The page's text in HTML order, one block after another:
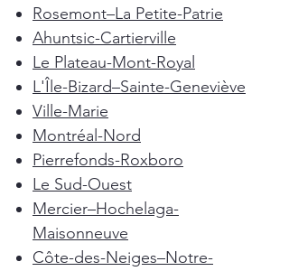
Rosemont–La Petite-Patrie
Ahuntsic-Cartierville
Le Plateau-Mont-Royal
L'Île-Bizard–Sainte-Geneviève
Ville-Marie
Montréal-Nord
Pierrefonds-Roxboro
Le Sud-Ouest
Mercier–Hochelaga-
Maisonneuve
Côte-des-Neiges–Notre-